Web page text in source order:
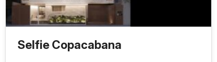
Selfie Copacabana